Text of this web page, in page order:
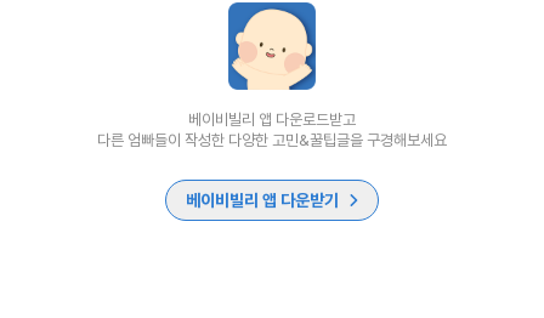
베이비빌리 앱 다운로드받고
다른 엄빠들이 작성한 다양한 고민&꿀팁글을 구경해보세요
베이비빌리 앱 다운받기